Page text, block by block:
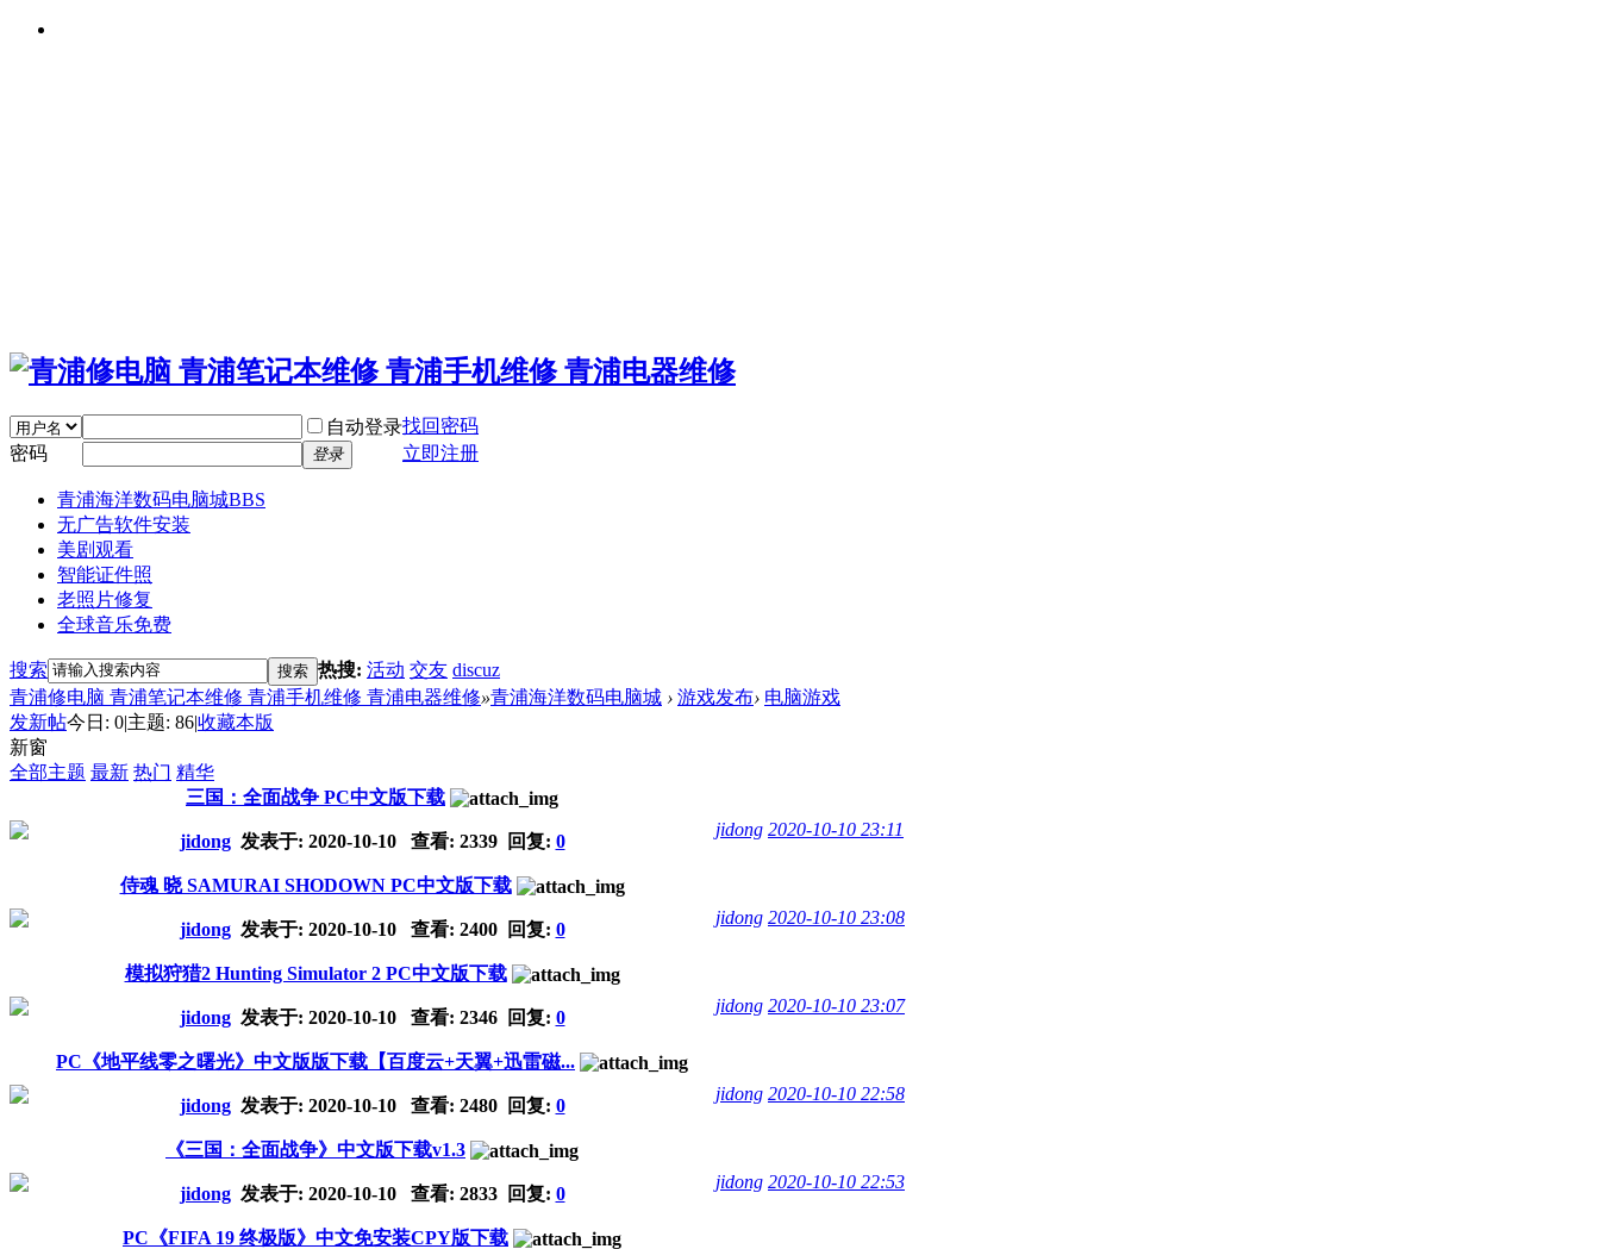
自动登录找回密码
密码
登录 立即注册
青浦海洋数码电脑城BBS
无广告软件安装
美剧观看
智能证件照
老照片修复
全球音乐免费
搜索 搜索 热搜: 活动 交友 discuz
青浦修电脑 青浦笔记本维修 青浦手机维修 青浦电器维修»青浦海洋数码电脑城 › 游戏发布› 电脑游戏
发新帖今日: 0|主题: 86|收藏本版
新窗
全部主题 最新 热门 精华
三国：全面战争 PC中文版下载
jidong发表于: 2020-10-10查看: 2339 回复: 0
jidong 2020-10-10 23:11
侍魂 晓 SAMURAI SHODOWN PC中文版下载
jidong发表于: 2020-10-10查看: 2400 回复: 0
jidong 2020-10-10 23:08
模拟狩猎2 Hunting Simulator 2 PC中文版下载
jidong发表于: 2020-10-10查看: 2346 回复: 0
jidong 2020-10-10 23:07
PC《地平线零之曙光》中文版版下载【百度云+天翼+迅雷磁...
jidong发表于: 2020-10-10查看: 2480 回复: 0
jidong 2020-10-10 22:58
《三国：全面战争》中文版下载v1.3
jidong发表于: 2020-10-10查看: 2833 回复: 0
jidong 2020-10-10 22:53
PC《FIFA 19 终极版》中文免安装CPY版下载